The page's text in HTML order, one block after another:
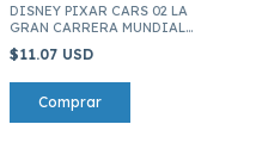
DISNEY PIXAR CARS 02 LA
GRAN CARRERA MUNDIAL
$11.07 USD